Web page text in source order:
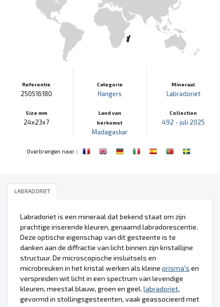
Referentie
250516180
Size mm
24x23x7
Categorie
Hangers
Land van
herkomst
Madagaskar
Mineraal
Labradoriet
Collection
492 - juli 2025
Overbrengen naar:
LABRADORIET
Labradoriet is een mineraal dat bekend staat om zijn
prachtige iriserende kleuren, genaamd labradorescentie.
Deze optische eigenschap van dit gesteente is te
danken aan de diffractie van licht binnen zijn kristallijne
structuur. De microscopische insluitsels en
microbreuken in het kristal werken als kleine prisma's en
verspreiden wit licht in een spectrum van levendige
kleuren, meestal blauw, groen en geel. labradoriet,
gevormd in stollingsgesteenten, vaak geassocieerd met